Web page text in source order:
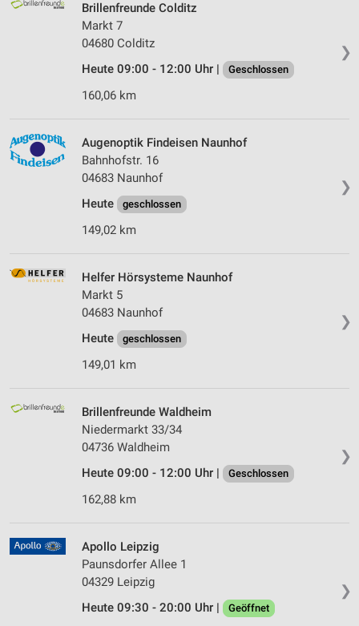
❯
Brillenfreunde Colditz
Markt 7
04680 Colditz
Heute 09:00 - 12:00 Uhr |
Geschlossen
160,06 km
❯
Augenoptik Findeisen Naunhof
Bahnhofstr. 16
04683 Naunhof
Heute
geschlossen
149,02 km
❯
Helfer Hörsysteme Naunhof
Markt 5
04683 Naunhof
Heute
geschlossen
149,01 km
❯
Brillenfreunde Waldheim
Niedermarkt 33/34
04736 Waldheim
Heute 09:00 - 12:00 Uhr |
Geschlossen
162,88 km
❯
Apollo Leipzig
Paunsdorfer Allee 1
04329 Leipzig
Heute 09:30 - 20:00 Uhr |
Geöffnet